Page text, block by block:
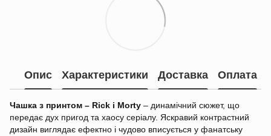
Опис Характеристики Доставка Оплата
Чашка з принтом – Rick і Morty – динамічний сюжет, що
передає дух пригод та хаосу серіалу. Яскравий контрастний
дизайн виглядає ефектно і чудово вписується у фанатську